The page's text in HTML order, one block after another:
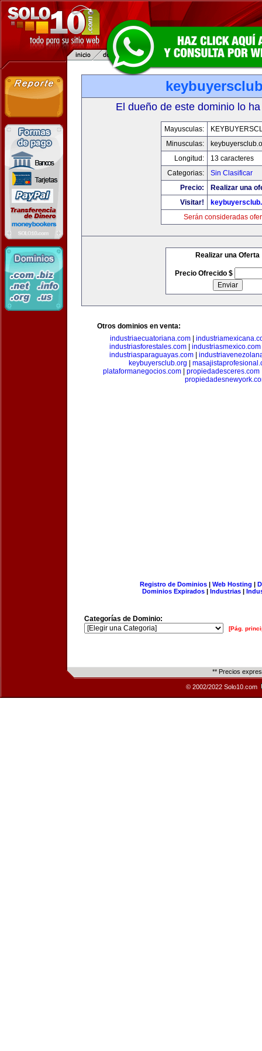
El dueño de este dominio lo
Mayusculas:
Minusculas:
Longitud:
13 caracteres
Categorias:
Sin Clasificar
Precio:
Realizar una
Visitar!
Serán consideradas
Realizar una Oferta
Precio Ofrecido $
Otros dominios en venta:
industriaecuatoriana.com|
industriasforestales.com
industriasmexico.com
industriasparaguayas.com
keybuyersclub.org
plataformanegocios.com
propiedadesceres.com
Registro de Dominios| Web Hosting |
Dominios Expirados | Industrias |
Categorías de Dominio:
[Pág.
** Precios
© 2002/2022 Solo10.com